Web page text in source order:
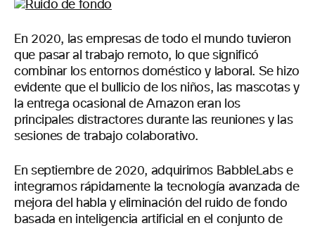
En 2020, las empresas de todo el mundo tuvieron
que pasar al trabajo remoto, lo que significó
combinar los entornos doméstico y laboral. Se hizo
evidente que el bullicio de los niños, las mascotas y
la entrega ocasional de Amazon eran los
principales distractores durante las reuniones y las
sesiones de trabajo colaborativo.
En septiembre de 2020, adquirimos BabbleLabs e
integramos rápidamente la tecnología avanzada de
mejora del habla y eliminación del ruido de fondo
basada en inteligencia artificial en el conjunto de